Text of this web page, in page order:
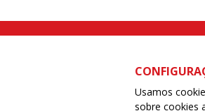
Rua
Usamos
sobre cookies